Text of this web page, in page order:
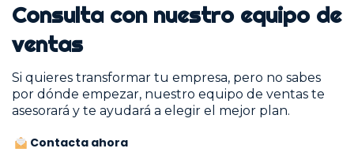
Consulta con nuestro equipo de
ventas
Si quieres transformar tu empresa, pero no sabes
por dónde empezar, nuestro equipo de ventas te
asesorará y te ayudará a elegir el mejor plan.
Contacta ahora